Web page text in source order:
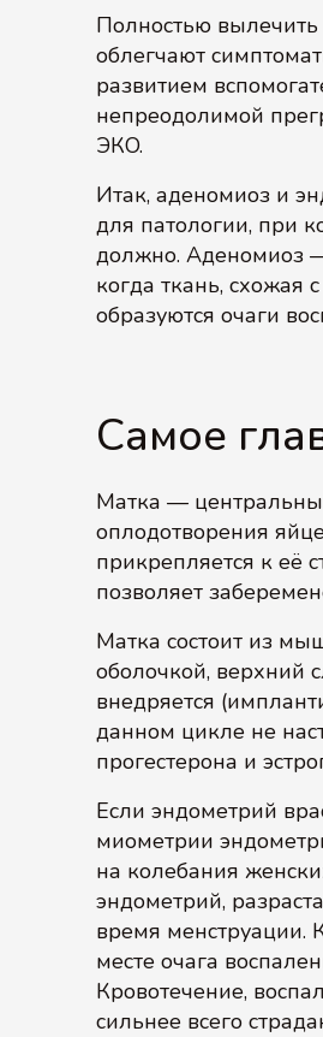
Полностью вылечить
облегчают
развитием
непреодолимой
ЭКО.
Итак, аденомиоз и
для патологии, при
должно. Аденомиоз —
когда ткань, схожая
образуются очаги
Самое
Матка —
оплодотворения
прикрепляется к её
позволяет
Матка состоит из
оболочкой, верхний
внедряется
данном цикле не
прогестерона и
Если эндометрий
миометрии
на колебания
эндометрий,
время менструации.
месте очага
Кровотечение,
сильнее всего